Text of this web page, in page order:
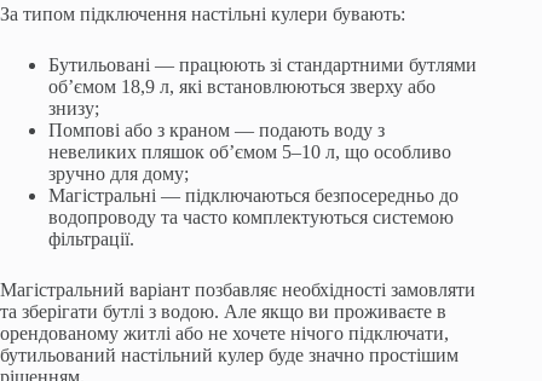
За типом підключення настільні кулери бувають:
Бутильовані — працюють зі стандартними бутлями
об’ємом 18,9 л, які встановлюються зверху або
знизу;
Помпові або з краном — подають воду з
невеликих пляшок об’ємом 5–10 л, що особливо
зручно для дому;
Магістральні — підключаються безпосередньо до
водопроводу та часто комплектуються системою
фільтрації.
Магістральний варіант позбавляє необхідності замовляти
та зберігати бутлі з водою. Але якщо ви проживаєте в
орендованому житлі або не хочете нічого підключати,
бутильований настільний кулер буде значно простішим